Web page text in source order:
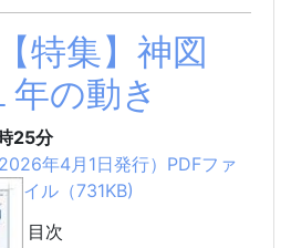
特集】神図
の動き
25分
年4月1日発行）PDFファ
イル（731KB)
目次